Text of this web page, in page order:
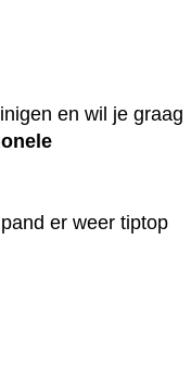
en wil je graag
er weer tiptop